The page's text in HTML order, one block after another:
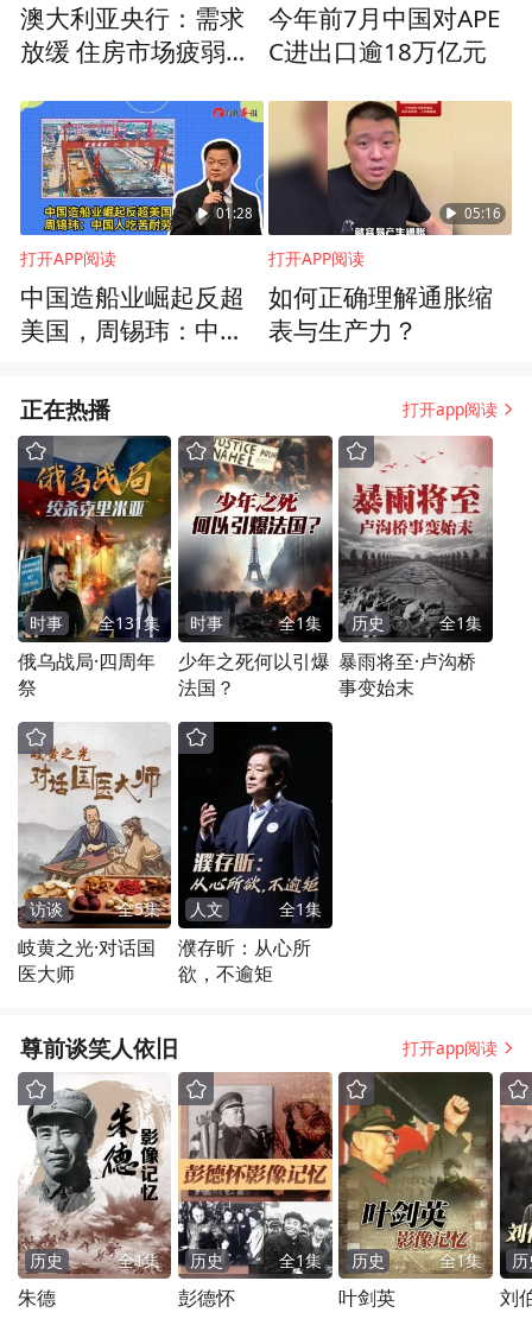
澳大利亚央行：需求
放缓 住房市场疲弱超
今年前7月中国对APE
C进出口逾18万亿元
01:28
打开APP阅读
中国造船业崛起反超
美国，周锡玮：中国
05:16
打开APP阅读
如何正确理解通胀缩
表与生产力？
正在热播 打开app阅读
时事 全131集
俄乌战局·四周年
祭
时事 全1集
少年之死何以引爆
法国？
历史 全1集
暴雨将至·卢沟桥
事变始末
访谈 全5集
岐黄之光·对话国
医大师
人文 全1集
濮存昕：从心所
欲，不逾矩
尊前谈笑人依旧 打开app阅读
历史 全1集
朱德
历史 全1集
彭德怀
历史 全1集
叶剑英 刘